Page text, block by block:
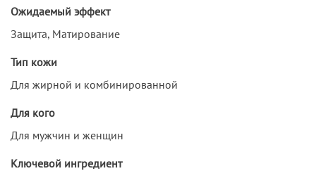
Ожидаемый эффект
Защита, Матирование
Тип кожи
Для жирной и комбинированной
Для кого
Для мужчин и женщин
Ключевой ингредиент